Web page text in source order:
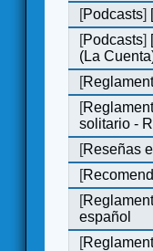
[Podcasts]
[Podcasts]
(La
[
[
solitario -
[Reseñas
[
[
español
[